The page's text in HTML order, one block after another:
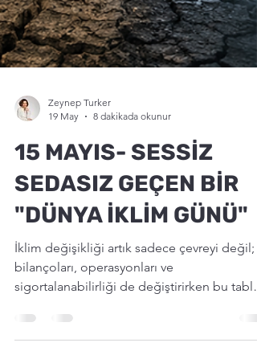
Zeynep Turker
19 May
8 dakikada okunur
SEDASIZ GEÇEN BİR